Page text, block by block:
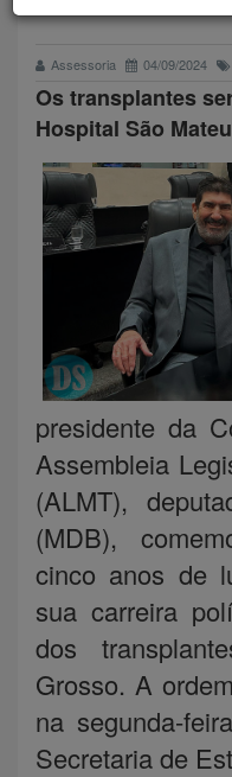
Assessoria 04/09/2024
Os transplantes
Hospital São
presidente da
Assembleia
(ALMT),
(MDB),
cinco anos de
sua carreira
dos
Grosso. A
na segunda-
Secretaria de